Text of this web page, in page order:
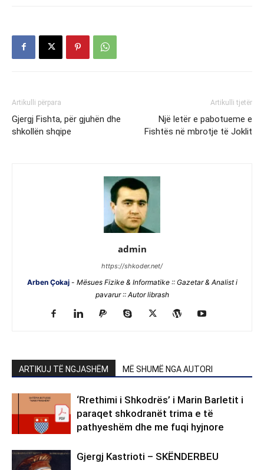
Artikulli përpara
Gjergj Fishta, për gjuhën dhe
shkollën shqipe
Artikulli tjetër
Një letër e pabotueme e
Fishtës në mbrotje të Joklit
admin
https://shkoder.net/
Arben Çokaj- Mësues Fizike & Informatike :: Gazetar & Analist i
pavarur :: Autor librash
ARTIKUJ TË NGJASHËM MË SHUMË NGA AUTORI
‘Rrethimi i Shkodrës’ i Marin Barletit i
paraqet shkodranët trima e të
pathyeshëm dhe me fuqi hyjnore
Gjergj Kastrioti – SKËNDERBEU